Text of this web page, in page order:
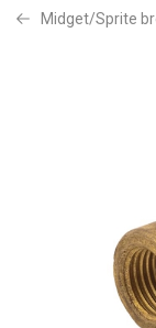
Midget/Sprite